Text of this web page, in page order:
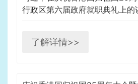
行政区第六届政府就职典礼上的
了解详情>>